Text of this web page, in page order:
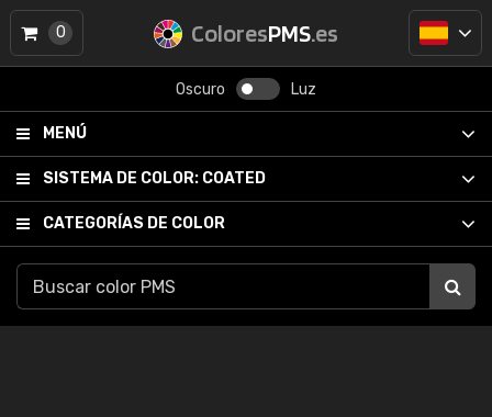
ColoresPMS.es
Oscuro Luz
MENÚ
SISTEMA DE COLOR: COATED
CATEGORÍAS DE COLOR
0